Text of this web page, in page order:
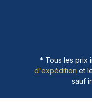
* Tous les prix
d'expédition et
sauf